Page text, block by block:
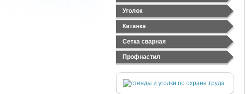
Лист рифленый
Труба электросварная
Труба ВГП
Швеллер стальной
Швеллер гнутый
Уголок
Уголок равнополочный
Уголок неравнополочный
Катанка
Сетка сварная
Сетка стальная тканная
Сетка стальная сварная
Сетка сварная оцинкованная
Профнастил
Профнастил оцинкованный